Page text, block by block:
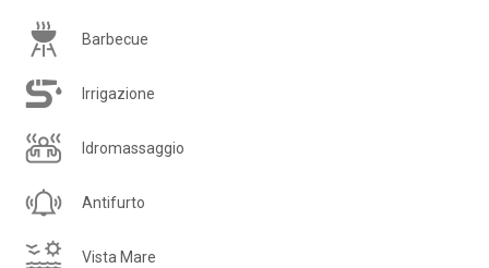
Barbecue
Irrigazione
Idromassaggio
Antifurto
Vista Mare